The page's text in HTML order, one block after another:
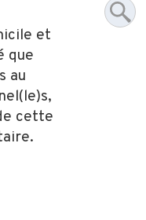
et
que
au
cette